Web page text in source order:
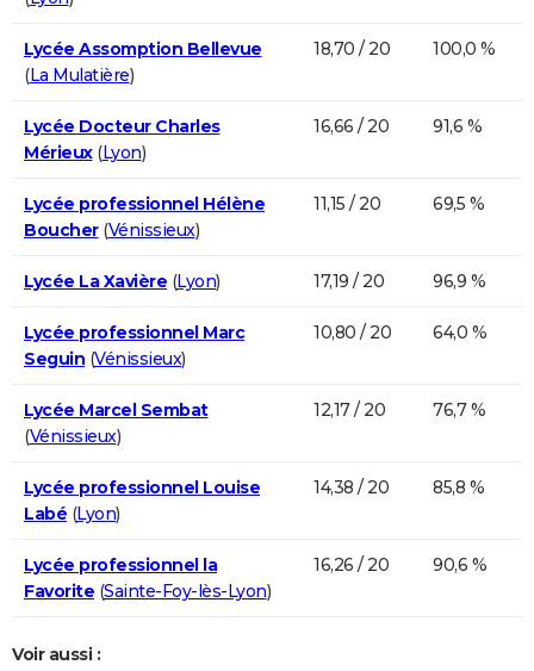
Lycée Assomption Bellevue
(La Mulatière)
18,70 / 20 100,0 %
Lycée Docteur Charles
Mérieux(Lyon)
16,66 / 20 91,6 %
Lycée professionnel Hélène
Boucher(Vénissieux)
11,15 / 20 69,5 %
Lycée La Xavière (Lyon) 17,19 / 20 96,9 %
Lycée professionnel Marc
Seguin (Vénissieux)
10,80 / 20 64,0 %
Lycée Marcel Sembat
(Vénissieux)
12,17 / 20 76,7 %
Lycée professionnel Louise
Labé (Lyon)
14,38 / 20 85,8 %
Lycée professionnel la
Favorite (Sainte-Foy-lès-Lyon)
16,26 / 20 90,6 %
Voir aussi :